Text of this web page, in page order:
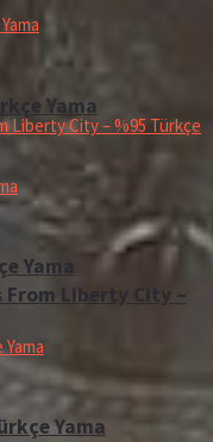
Yama
Yama
Yama
From Liberty City –